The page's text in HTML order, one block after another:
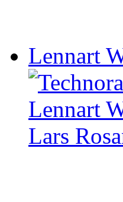
Lennart